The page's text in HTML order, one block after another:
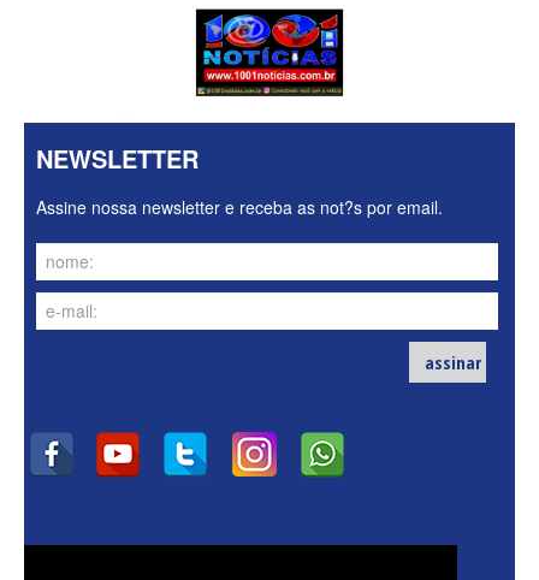
NEWSLETTER
Assine nossa newsletter e receba as not?s por email.